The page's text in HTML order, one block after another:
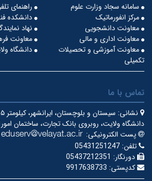
راهنمای
سامانه سجاد وزارت علوم
دانشکده
مرکز انفورماتیک
نهاد
معاونت دانشجویی
معاونت
معاونت اداری و مالی
دانشگاه
معاونت آموزشی و تحصیلات
تکمیلی
تماس با ما
نشانی:
دانشگاه ولایت، روبروی بانک تجارت، ساختمان
پست الکترونیکی:
تلفن: 05431251247
دورنگار: 05437212351
کدپستی: 9917638733